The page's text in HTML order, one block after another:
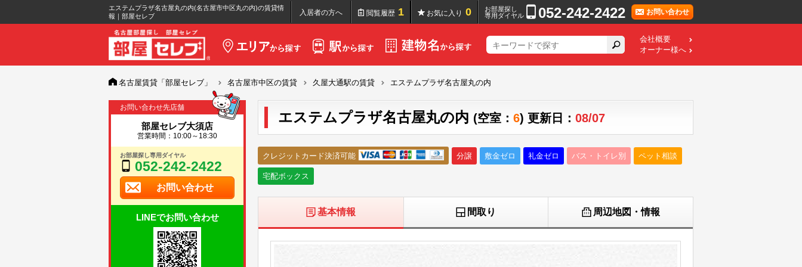
エステムプラザ名古屋丸の内(名古屋市中区丸の内)の賃貸情
報｜部屋セレブ
入居者の方へ 閲覧履歴 1 お気に入り 0
お部屋探し
専用ダイヤル
052-242-2422 お問い合わせ
会社概要
オーナー様へ
名古屋賃貸「部屋セレブ」 名古屋市中区の賃貸 久屋大通駅の賃貸 エステムプラザ名古屋丸の内
お問い合わせ先店舗
部屋セレブ大須店
営業時間：10:00～18:30
お部屋探し専用ダイヤル
052-242-2422
お問い合わせ
LINEでお問い合わせ
エステムプラザ名古屋丸の内 (空室： 6) 更新日： 08/07
クレジットカード決済可能 分譲 敷金ゼロ 礼金ゼロ バス・トイレ別 ペット相談
宅配ボックス
基本情報 間取り 周辺地図・情報